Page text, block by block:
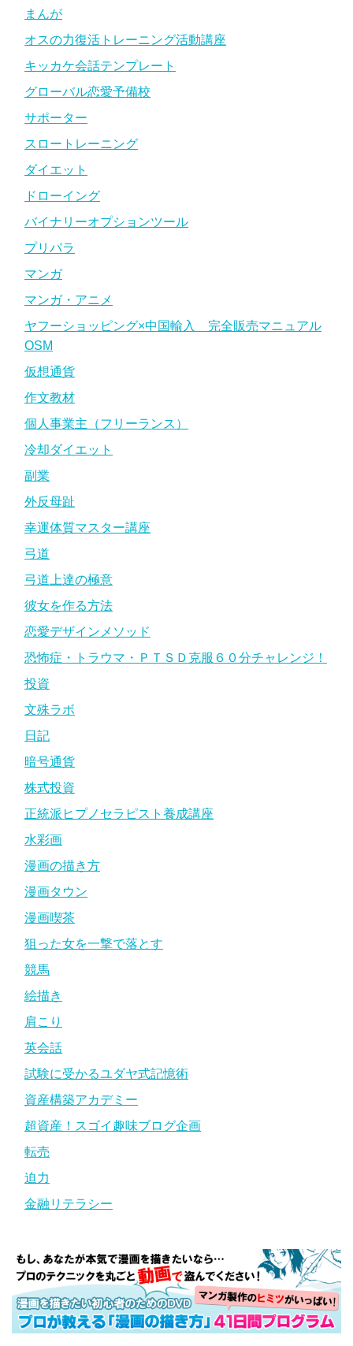
まんが
オスの力復活トレーニング活動講座
キッカケ会話テンプレート
グローバル恋愛予備校
サポーター
スロートレーニング
ダイエット
ドローイング
バイナリーオプションツール
プリパラ
マンガ
マンガ・アニメ
ヤフーショッピング×中国輸入 完全販売マニュアル
OSM
仮想通貨
作文教材
個人事業主（フリーランス）
冷却ダイエット
副業
外反母趾
幸運体質マスター講座
弓道
弓道上達の極意
彼女を作る方法
恋愛デザインメソッド
恐怖症・トラウマ・ＰＴＳＤ克服６０分チャレンジ！
投資
文殊ラボ
日記
暗号通貨
株式投資
正統派ヒプノセラピスト養成講座
水彩画
漫画の描き方
漫画タウン
漫画喫茶
狙った女を一撃で落とす
競馬
絵描き
肩こり
英会話
試験に受かるユダヤ式記憶術
資産構築アカデミー
超資産！スゴイ趣味ブログ企画
転売
迫力
金融リテラシー